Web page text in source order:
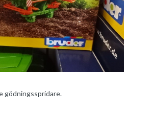
gödningsspridare.